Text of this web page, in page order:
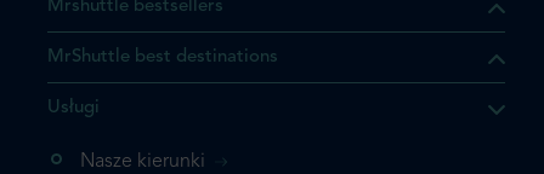
którego szukasz jest już
nie chcesz dodawać go
Mrshuttle bestsellers
MrShuttle best destinations
Usługi
Nasze kierunki